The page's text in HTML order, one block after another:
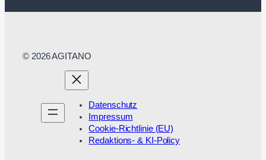
© 2026 AGITANO
Datenschutz
Impressum
Cookie-Richtlinie (EU)
Redaktions- & KI-Policy